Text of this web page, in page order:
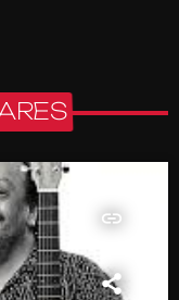
insert_link